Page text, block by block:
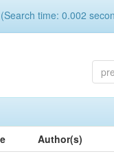
time: 0.002
Author(s)